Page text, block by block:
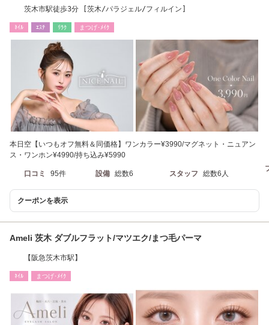
茨木市駅徒歩3分 [茨木/パラジェル/フィルイン]
ﾈｲﾙ ｴｽﾃ ﾘﾗｸ まつげ･ﾒｲｸ
本日空【いつもオフ無料＆同価格】ワンカラー¥3990/マグネット・ニュアン
ス・ワンホン¥4990/持ち込み¥5990
口コミ 95件 設備 総数6 スタッフ 総数6人
クーポンを表示
Ameli 茨木 ダブルフラット/マツエク/まつ毛パーマ
【阪急茨木市駅】
ﾈｲﾙ まつげ･ﾒｲｸ